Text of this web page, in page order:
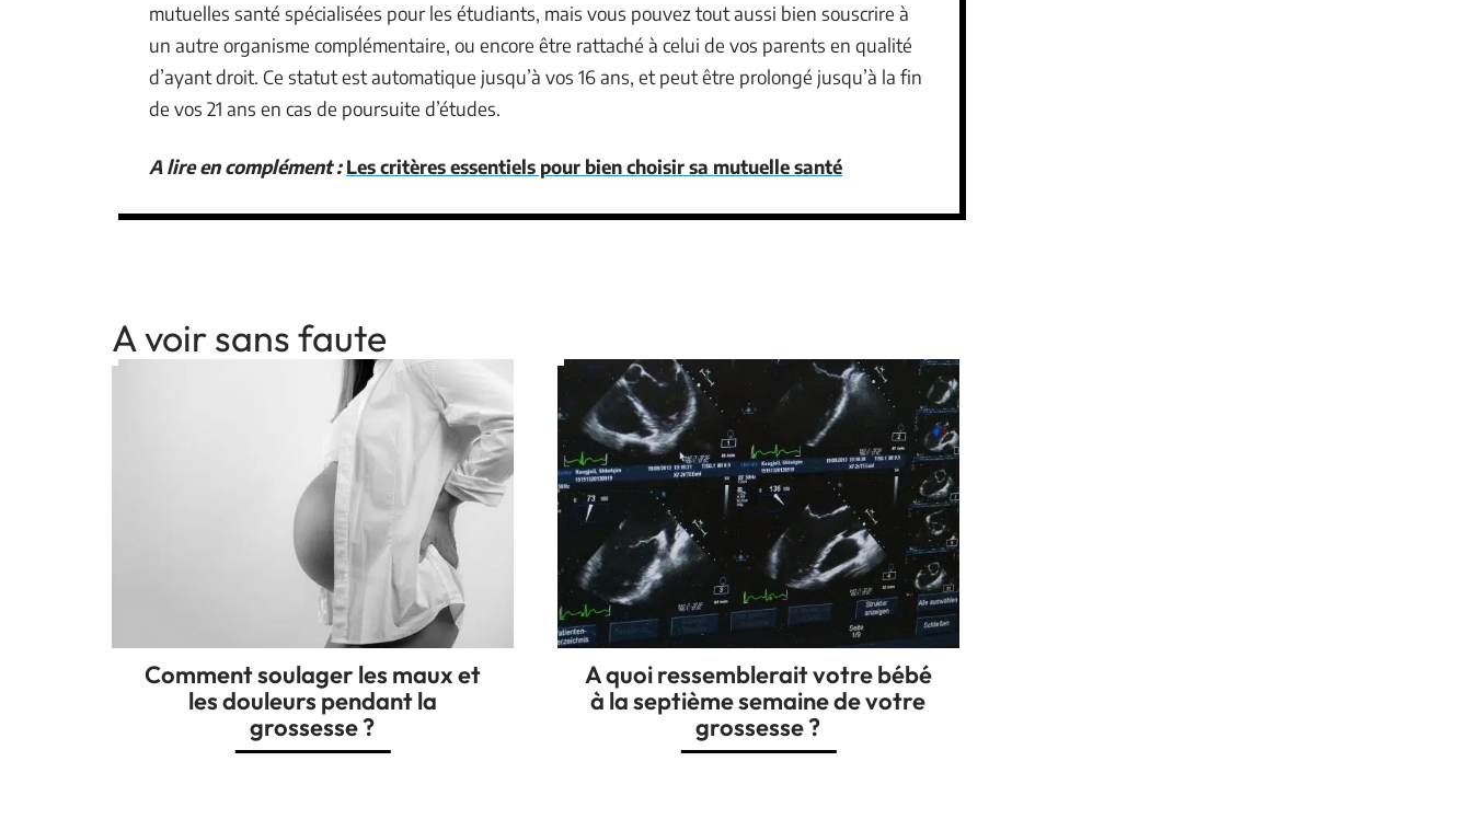
mutuelles santé spécialisées pour les étudiants, mais vous pouvez tout aussi bien souscrire à
un autre organisme complémentaire, ou encore être rattaché à celui de vos parents en qualité
d’ayant droit. Ce statut est automatique jusqu’à vos 16 ans, et peut être prolongé jusqu’à la fin
de vos 21 ans en cas de poursuite d’études.
A lire en complément : Les critères essentiels pour bien choisir sa mutuelle santé
A voir sans faute
Comment soulager les maux et
les douleurs pendant la
grossesse ?
A quoi ressemblerait votre bébé
à la septième semaine de votre
grossesse ?